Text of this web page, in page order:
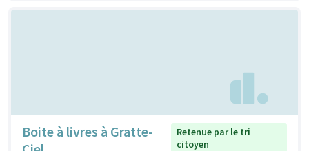
Boite à livres à Gratte-
Retenue par le tri
citoyen